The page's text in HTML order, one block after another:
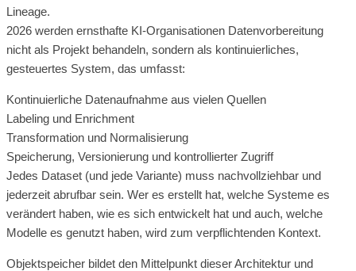
Lineage.
2026 werden ernsthafte KI-Organisationen Datenvorbereitung
nicht als Projekt behandeln, sondern als kontinuierliches,
gesteuertes System, das umfasst:
Kontinuierliche Datenaufnahme aus vielen Quellen
Labeling und Enrichment
Transformation und Normalisierung
Speicherung, Versionierung und kontrollierter Zugriff
Jedes Dataset (und jede Variante) muss nachvollziehbar und
jederzeit abrufbar sein. Wer es erstellt hat, welche Systeme es
verändert haben, wie es sich entwickelt hat und auch, welche
Modelle es genutzt haben, wird zum verpflichtenden Kontext.
Objektspeicher bildet den Mittelpunkt dieser Architektur und